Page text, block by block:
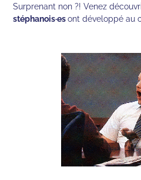
Surprenant non ?! Venez
stéphanois·esont développé au